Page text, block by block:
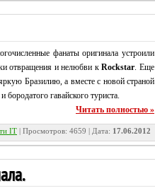
фанаты оригинала устроили
отвращения и нелюбви кRockstar. Еще
Бразилию, а вместе с новой страной
гавайского туриста.
Читать полностью »
IT | Просмотров: 4659 | Дата: 17.06.2012